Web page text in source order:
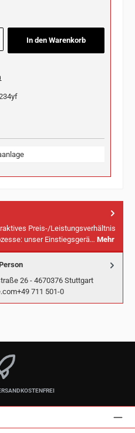
Wert ein oder benutze die Schaltflächen
In den Warenkorb
Preis-/Leistungsverhältnis
unser Einstiegsgerä… Mehr
26 - 4670376 Stuttgart
711 501-0